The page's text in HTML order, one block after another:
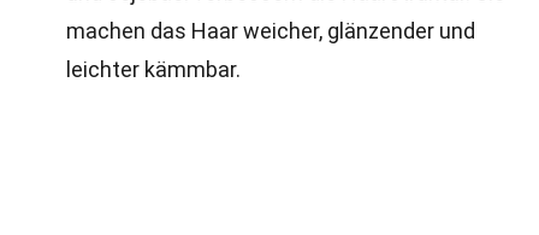
machen das Haar weicher, glänzender und
leichter kämmbar.